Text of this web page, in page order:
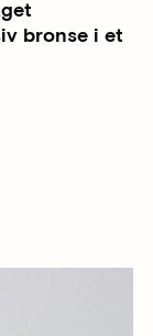
bronse i et